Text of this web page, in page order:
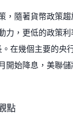
，隨著貨幣政策趨
力，更低的政策利
在幾個主要的央
開始降息，美聯儲
點